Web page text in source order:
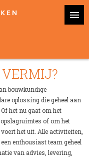
bouwkundige
oplossing die geheel aan
het nu gaat om het
of om het
het uit. Alle activiteiten,
enthousiast team geheel
van advies, levering,